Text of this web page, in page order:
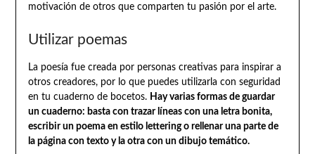
motivación de otros que comparten tu pasión por el arte.
Utilizar poemas
La poesía fue creada por personas creativas para inspirar a
otros creadores, por lo que puedes utilizarla con seguridad
en tu cuaderno de bocetos. Hay varias formas de guardar
un cuaderno: basta con trazar líneas con una letra bonita,
escribir un poema en estilo lettering o rellenar una parte de
la página con texto y la otra con un dibujo temático.